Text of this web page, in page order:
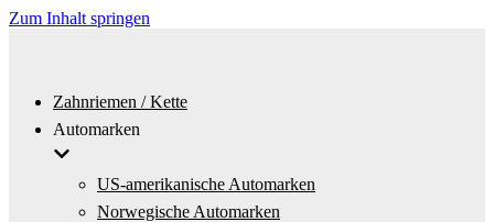
Zum Inhalt springen
Zahnriemen / Kette
Automarken
US-amerikanische Automarken
Norwegische Automarken